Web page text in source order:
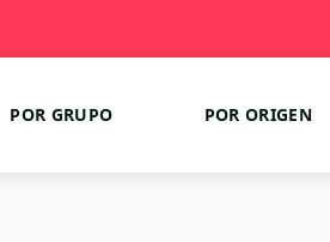
POR GRUPO POR ORIGEN